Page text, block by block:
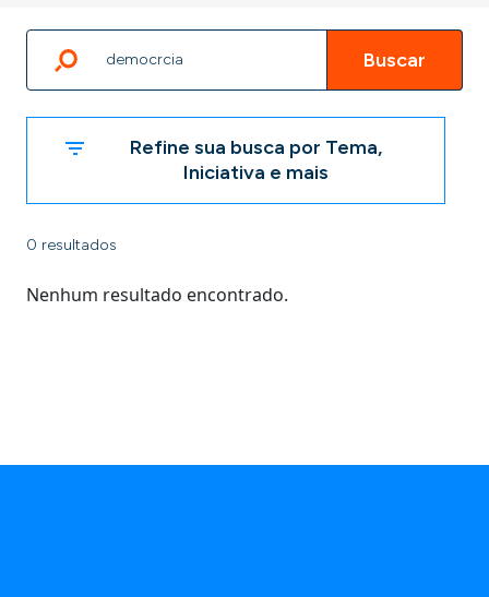
Buscar
Refine sua busca por Tema,
Iniciativa e mais
0 resultados
Nenhum resultado encontrado.